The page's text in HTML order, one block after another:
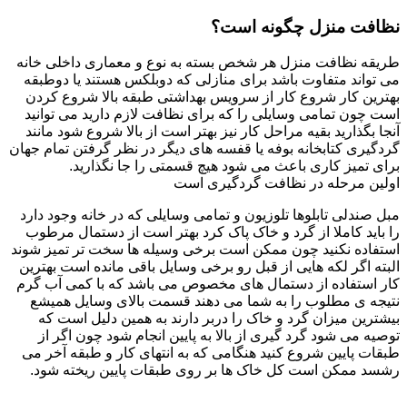
نظافت منزل چگونه است؟
طریقه نظافت منزل هر شخص بسته به نوع و معماری داخلی خانه
می تواند متفاوت باشد برای منازلی که دوبلکس هستند یا دوطبقه
بهترین کار شروع کار از سرویس بهداشتی طبقه بالا شروع کردن
است چون تمامی وسایلی را که برای نظافت لازم دارید می توانید
آنجا بگذارید بقیه مراحل کار نیز بهتر است از بالا شروع شود مانند
گردگیری کتابخانه بوفه یا قفسه های دیگر در نظر گرفتن تمام جهان
برای تمیز کاری باعث می شود هیچ قسمتی را جا نگذارید.
اولین مرحله در نظافت گردگیری است
مبل صندلی تابلوها تلوزیون و تمامی وسایلی که در خانه وجود دارد
را باید کاملا از گرد و خاک پاک کرد بهتر است از دستمال مرطوب
استفاده نکنید چون ممکن است برخی وسیله ها سخت تر تمیز شوند
البته اگر لکه هایی از قبل رو برخی وسایل باقی مانده است بهترین
کار استفاده از دستمال های مخصوص می باشد که با کمی آب گرم
نتیجه ی مطلوب را به شما می دهند قسمت بالای وسایل همیشع
بیشترین میزان گرد و خاک را دربر دارند به همین دلیل است که
توصیه می شود گرد گیری از بالا به پایین انجام شود چون اگر از
طبقات پایین شروع کنید هنگامی که به انتهای کار و طبقه آخر می
رشسد ممکن است کل خاک ها بر روی طبقات پایین ریخته شود.